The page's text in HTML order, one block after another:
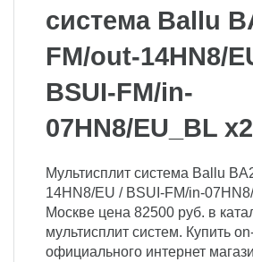
система Ballu
FM/out-14HN8/
BSUI-FM/in-
07HN8/EU_BL x2
Мультисплит система Ballu
14HN8/EU / BSUI-FM/in-
Москве цена 82500 руб. в
мультисплит систем. Купить
официального интернет